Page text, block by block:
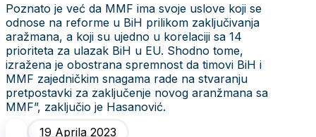
Poznato je već da MMF ima svoje uslove koji se
odnose na reforme u BiH prilikom zaključivanja
aražmana, a koji su ujedno u korelaciji sa 14
prioriteta za ulazak BiH u EU. Shodno tome,
izražena je obostrana spremnost da timovi BiH i
MMF zajedničkim snagama rade na stvaranju
pretpostavki za zaključenje novog aranžmana sa
MMF”, zaključio je Hasanović.
19 Aprila 2023